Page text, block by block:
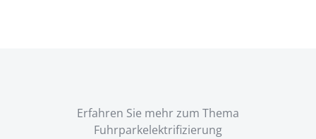
Erfahren Sie mehr zum Thema
Fuhrparkelektrifizierung